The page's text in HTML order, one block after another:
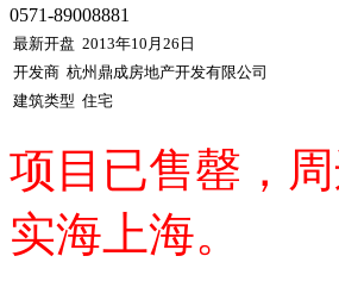
0571-89008881
最新开盘 2013年10月26日
开发商 杭州鼎成房地产开发有限公司
建筑类型 住宅
项目 已售罄，
实海上海。